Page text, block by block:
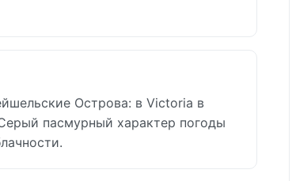
Острова: в Victoria в
пасмурный характер погоды